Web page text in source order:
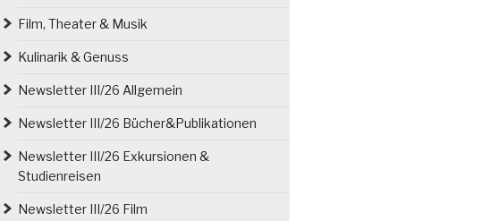
Film, Theater & Musik
Kulinarik & Genuss
Newsletter III/26 Allgemein
Newsletter III/26 Bücher&Publikationen
Newsletter III/26 Exkursionen &
Studienreisen
Newsletter III/26 Film